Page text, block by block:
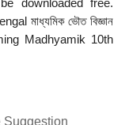
downloaded free.
মাধ্যমিক ভৌত বিজ্ঞান
Madhyamik 10th
Suggestion